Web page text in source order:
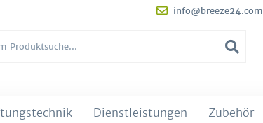
info@breeze24.com
Dienstleistungen Zubehör